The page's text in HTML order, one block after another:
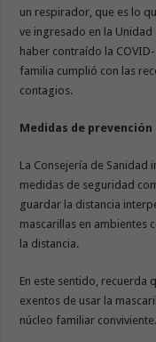
un respirador, que es lo
ve ingresado en la
haber contraído la
familia cumplió con las
contagios.
Medidas de prevención
La Consejería de Sanidad
medidas de seguridad
guardar la distancia
mascarillas en ambientes
la distancia.
En este sentido, recuerda
exentos de usar la
núcleo familiar conviviente.